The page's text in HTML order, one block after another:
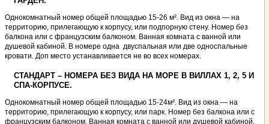
Однокомнатный номер общей площадью 15-26 м². Вид из окна — на
территорию, прилегающую к корпусу, или подпорную стену. Номер без
балкона или с французским балконом. Ванная комната с ванной или
душевой кабиной. В номере одна двуспальная или две односпальные
кровати. Доп место устанавливается не во всех номерах.
СТАНДАРТ – НОМЕРА БЕЗ ВИДА НА МОРЕ В ВИЛЛАХ 1, 2, 5 И
СПА-КОРПУСЕ.
Однокомнатный номер общей площадью 15-24м². Вид из окна — на
территорию, прилегающую к корпусу, или парк. Номер без балкона или с
французским балконом. Ванная комната с ванной или душевой кабиной.